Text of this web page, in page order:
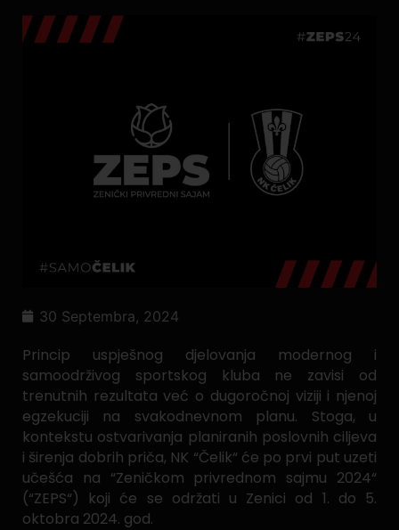
30 Septembra, 2024
Princip uspješnog djelovanja modernog i
samoodrživog sportskog kluba ne zavisi od
trenutnih rezultata već o dugoročnoj viziji i njenoj
egzekuciji na svakodnevnom planu. Stoga, u
kontekstu ostvarivanja planiranih poslovnih ciljeva
i širenja dobrih priča, NK “Čelik“ će po prvi put uzeti
učešća na “Zeničkom privrednom sajmu 2024“
(“ZEPS“) koji će se održati u Zenici od 1. do 5.
oktobra 2024. god.